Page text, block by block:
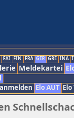
FAI FIN FRA GER GRE INA
Meldekartei
Elo AUT